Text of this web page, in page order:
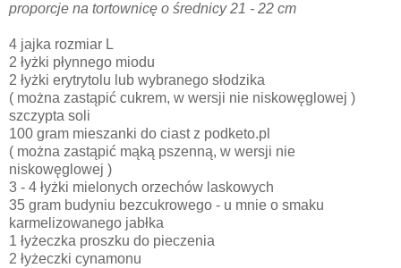
proporcje na tortownicę o średnicy 21 - 22 cm
4 jajka rozmiar L
2 łyżki płynnego miodu
2 łyżki erytrytolu lub wybranego słodzika
( można zastąpić cukrem, w wersji nie niskowęglowej )
szczypta soli
100 gram mieszanki do ciast z podketo.pl
( można zastąpić mąką pszenną, w wersji nie
niskowęglowej )
3 - 4 łyżki mielonych orzechów laskowych
35 gram budyniu bezcukrowego - u mnie o smaku
karmelizowanego jabłka
1 łyżeczka proszku do pieczenia
2 łyżeczki cynamonu